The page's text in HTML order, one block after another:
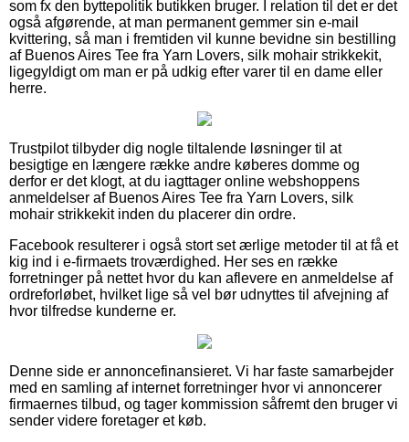
som fx den byttepolitik butikken bruger. I relation til det er det
også afgørende, at man permanent gemmer sin e-mail
kvittering, så man i fremtiden vil kunne bevidne sin bestilling
af Buenos Aires Tee fra Yarn Lovers, silk mohair strikkekit,
ligegyldigt om man er på udkig efter varer til en dame eller
herre.
Trustpilot tilbyder dig nogle tiltalende løsninger til at
besigtige en længere række andre køberes domme og
derfor er det klogt, at du iagttager online webshoppens
anmeldelser af Buenos Aires Tee fra Yarn Lovers, silk
mohair strikkekit inden du placerer din ordre.
Facebook resulterer i også stort set ærlige metoder til at få et
kig ind i e-firmaets troværdighed. Her ses en række
forretninger på nettet hvor du kan aflevere en anmeldelse af
ordreforløbet, hvilket lige så vel bør udnyttes til afvejning af
hvor tilfredse kunderne er.
Denne side er annoncefinansieret. Vi har faste samarbejder
med en samling af internet forretninger hvor vi annoncerer
firmaernes tilbud, og tager kommission såfremt den bruger vi
sender videre foretager et køb.